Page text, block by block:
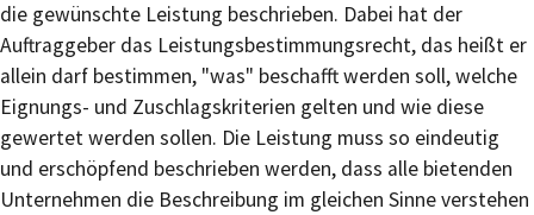
die gewünschte Leistung beschrieben. Dabei hat der
Auftraggeber das Leistungsbestimmungsrecht, das heißt er
allein darf bestimmen, "was" beschafft werden soll, welche
Eignungs- und Zuschlagskriterien gelten und wie diese
gewertet werden sollen. Die Leistung muss so eindeutig
und erschöpfend beschrieben werden, dass alle bietenden
Unternehmen die Beschreibung im gleichen Sinne verstehen